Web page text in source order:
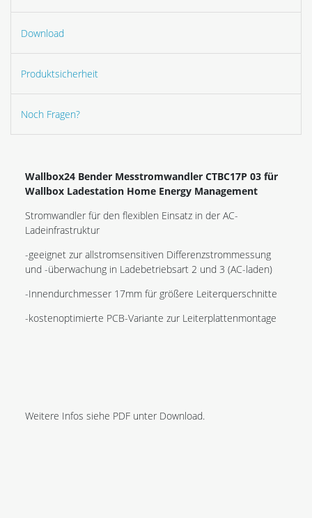
Download
Produktsicherheit
Noch Fragen?
Wallbox24 Bender Messtromwandler CTBC17P 03 für
Wallbox Ladestation Home Energy Management
Stromwandler für den flexiblen Einsatz in der AC-
Ladeinfrastruktur
-geeignet zur allstromsensitiven Differenzstrommessung
und -überwachung in Ladebetriebsart 2 und 3 (AC-laden)
-Innendurchmesser 17mm für größere Leiterquerschnitte
-kostenoptimierte PCB-Variante zur Leiterplattenmontage
Weitere Infos siehe PDF unter Download.